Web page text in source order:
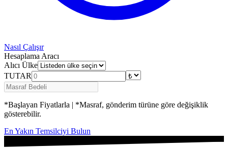
Nasıl Çalışır
Hesaplama Aracı
Alıcı Ülke
TUTAR
*Başlayan Fiyatlarla | *Masraf, gönderim türüne göre değişiklik
gösterebilir.
En Yakın Temsilciyi Bulun